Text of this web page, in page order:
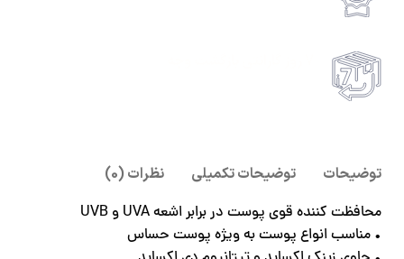
توضیحات توضیحات تکمیلی
نظرات (0)
محافظت کننده قوی پوست در برابر اشعه UVA و UVB
• مناسب انواع پوست به ویژه پوست حساس